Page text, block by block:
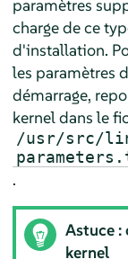
paramètres
charge de ce
d'installation.
les paramètres
démarrage,
kernel dans le
/usr/src/
.
Astuce
kernel